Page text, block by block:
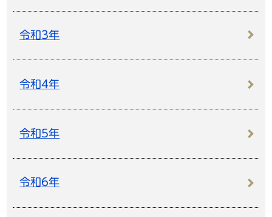
令和3年
令和4年
令和5年
令和6年